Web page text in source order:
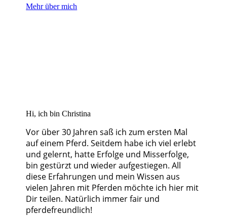
Mehr über mich
Hi, ich bin Christina
Vor über 30 Jahren saß ich zum ersten Mal
auf einem Pferd. Seitdem habe ich viel erlebt
und gelernt, hatte Erfolge und Misserfolge,
bin gestürzt und wieder aufgestiegen. All
diese Erfahrungen und mein Wissen aus
vielen Jahren mit Pferden möchte ich hier mit
Dir teilen. Natürlich immer fair und
pferdefreundlich!